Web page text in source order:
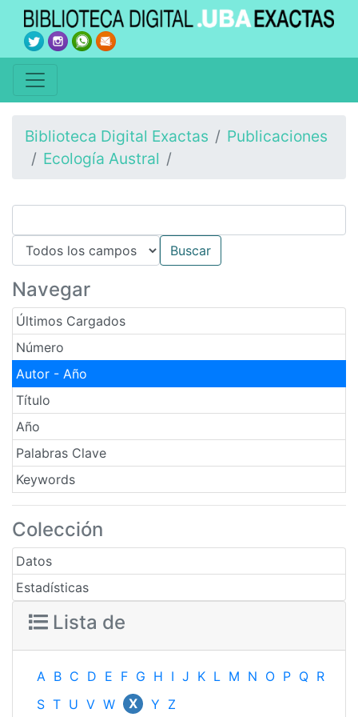
Biblioteca Digital Exactas
Publicaciones
Ecología Austral
Navegar
Últimos Cargados
Número
Autor - Año
Título
Año
Palabras Clave
Keywords
Colección
Datos
Estadísticas
Lista de
A B C D E F G H I J K L M N O P Q R
S T U V W X Y Z